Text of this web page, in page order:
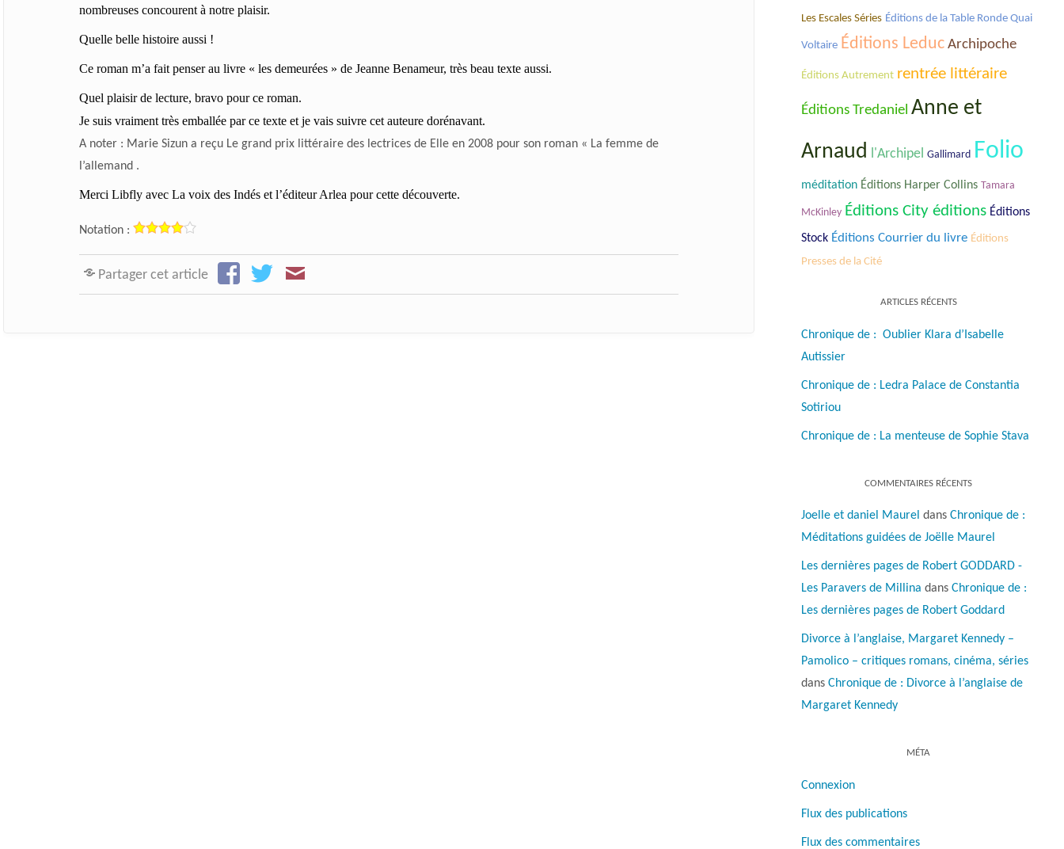
nombreuses concourent à notre plaisir.
Quelle belle histoire aussi !
Ce roman m’a fait penser au livre « les demeurées » de Jeanne Benameur, très beau texte aussi.
Quel plaisir de lecture, bravo pour ce roman.
Je suis vraiment très emballée par ce texte et je vais suivre cet auteure dorénavant.
A noter : Marie Sizun a reçu Le grand prix littéraire des lectrices de Elle en 2008 pour son roman « La femme de
l’allemand .
Merci Libfly avec La voix des Indés et l’éditeur Arlea pour cette découverte.
Notation :
Partager cet article
Les Escales Séries Éditions de la Table Ronde Quai
Voltaire Éditions Leduc Archipoche
Éditions Autrement rentrée littéraire
Éditions Tredaniel Anne et
Arnaud
l'Archipel Gallimard Folio
méditation Éditions Harper Collins Tamara
McKinley Éditions City éditions Éditions
Stock Éditions Courrier du livre Éditions
Presses de la Cité
ARTICLES RÉCENTS
Chronique de : Oublier Klara d’Isabelle
Autissier
Chronique de : Ledra Palace de Constantia
Sotiriou
Chronique de : La menteuse de Sophie Stava
COMMENTAIRES RÉCENTS
Joelle et daniel Maurel dans Chronique de :
Méditations guidées de Joëlle Maurel
Les dernières pages de Robert GODDARD -
Les Paravers de Millina dans Chronique de :
Les dernières pages de Robert Goddard
Divorce à l’anglaise, Margaret Kennedy –
Pamolico – critiques romans, cinéma, séries
dans Chronique de : Divorce à l’anglaise de
Margaret Kennedy
MÉTA
Connexion
Flux des publications
Flux des commentaires